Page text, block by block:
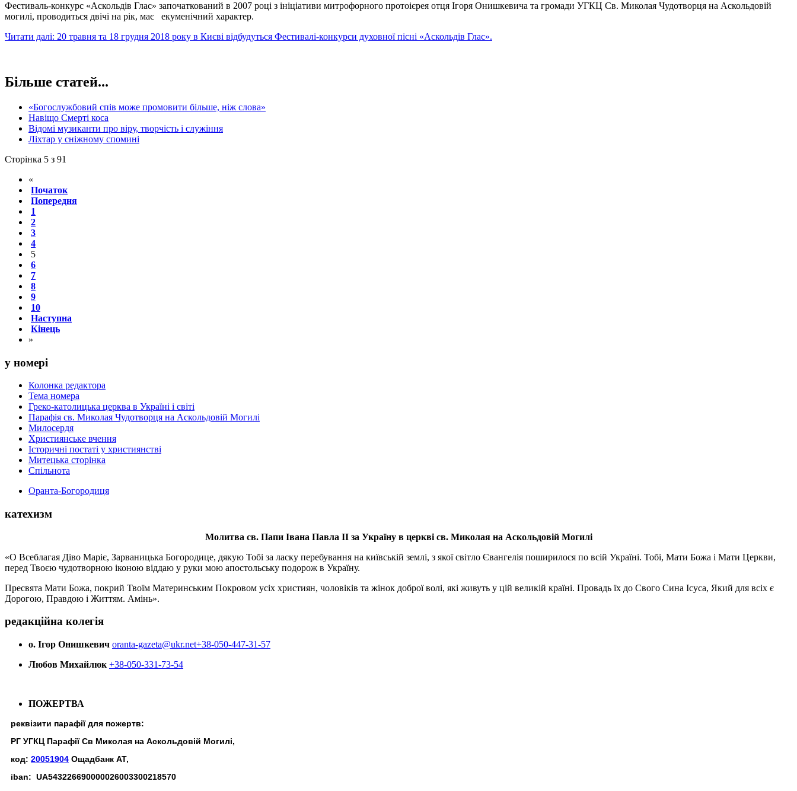
Фестиваль-конкурс «Аскольдів Глас» започаткований в 2007 році з ініціативи митрофорного протоієрея отця Ігоря Онишкевича та громади УГКЦ Св. Миколая Чудотворця на Аскольдовій
могилі, проводиться двічі на рік, має екуменічний характер.
Читати далі: 20 травня та 18 грудня 2018 року в Києві відбудуться Фестивалі-конкурси духовної пісні «Аскольдів Глас».
Більше статей...
«Богослужбовий спів може промовити більше, ніж слова»
Навіщо Смерті коса
Відомі музиканти про віру, творчість і служіння
Ліхтар у сніжному спомині
Сторінка 5 з 91
«
Початок
Попередня
1
2
3
4
5
6
7
8
9
10
Наступна
Кінець
»
у номері
Колонка редактора
Тема номера
Греко-католицька церква в Україні і світі
Парафія св. Миколая Чудотворця на Аскольдовій Могилі
Милосердя
Християнське вчення
Історичні постаті у християнстві
Митецька сторінка
Спільнота
Оранта-Богородиця
катехизм
Молитва св. Папи Івана Павла ІІ за Україну в церкві св. Миколая на Аскольдовій Могилі
«О Всеблагая Діво Маріє, Зарваницька Богородице, дякую Тобі за ласку перебування на київській землі, з якої світло Євангелія поширилося по всій Україні. Тобі, Мати Божа і Мати Церкви,
перед Твоєю чудотворною іконою віддаю у руки мою апостольську подорож в Україну.
Пресвята Мати Божа, покрий Твоїм Материнським Покровом усіх християн, чоловіків та жінок доброї волі, які живуть у цій великій країні. Провадь їх до Свого Сина Ісуса, Який для всіх є
Дорогою, Правдою і Життям. Амінь».
редакційна колегія
о. Ігор Онишкевич oranta-gazeta@ukr.net+38-050-447-31-57
Любов Михайлюк +38-050-331-73-54
ПОЖЕРТВА
реквізити парафії для пожертв:
РГ УГКЦ Парафії Св Миколая на Аскольдовій Могилі,
код: 20051904 Ощадбанк АТ,
iban: UA543226690000026003300218570